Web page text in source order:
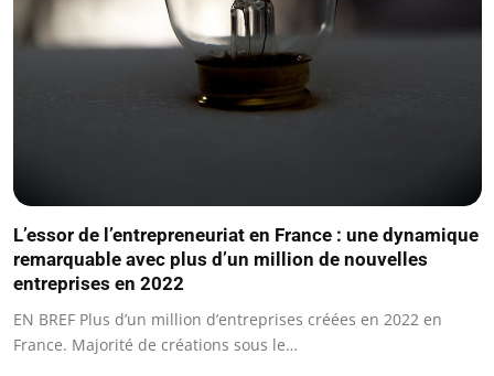
L’essor de l’entrepreneuriat en France : une dynamique
remarquable avec plus d’un million de nouvelles
entreprises en 2022
EN BREF Plus d’un million d’entreprises créées en 2022 en
France. Majorité de créations sous le…